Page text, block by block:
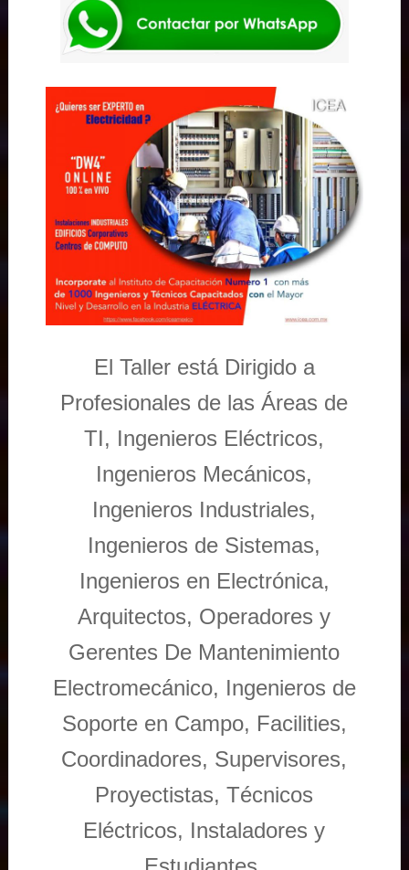
El Taller está Dirigido a
Profesionales de las Áreas de
TI, Ingenieros Eléctricos,
Ingenieros Mecánicos,
Ingenieros Industriales,
Ingenieros de Sistemas,
Ingenieros en Electrónica,
Arquitectos, Operadores y
Gerentes De Mantenimiento
Electromecánico, Ingenieros de
Soporte en Campo, Facilities,
Coordinadores, Supervisores,
Proyectistas, Técnicos
Eléctricos, Instaladores y